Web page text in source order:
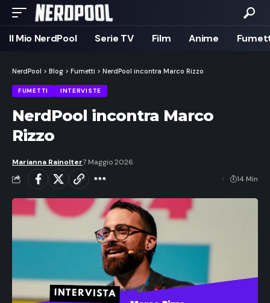
Il Mio NerdPool Serie TV Film Anime
NerdPool > Blog > Fumetti > NerdPool incontra Marco Rizzo
FUMETTI INTERVISTE
NerdPool incontra Marco
Rizzo
Marianna Rainolter7 Maggio 2026
14 Min